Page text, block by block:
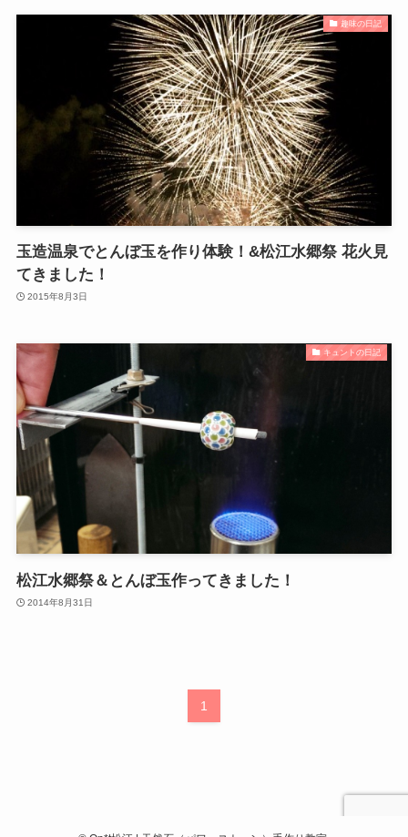
趣味の日記
玉造温泉でとんぼ玉を作り体験！&松江水郷祭 花火見
てきました！
2015年8月3日
キュントの日記
松江水郷祭＆とんぼ玉作ってきました！
2014年8月31日
1